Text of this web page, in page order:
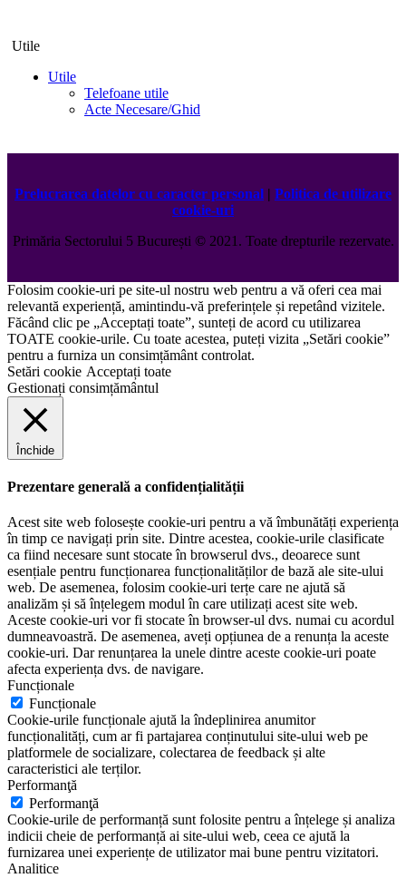
Utile
Utile
Telefoane utile
Acte Necesare/Ghid
Prelucrarea datelor cu caracter personal | Politica de utilizare
cookie-uri
Primăria Sectorului 5 București ©️2021. Toate drepturile rezervate.
Folosim cookie-uri pe site-ul nostru web pentru a vă oferi cea mai
relevantă experiență, amintindu-vă preferințele și repetând vizitele.
Făcând clic pe „Acceptați toate”, sunteți de acord cu utilizarea
TOATE cookie-urile. Cu toate acestea, puteți vizita „Setări cookie”
pentru a furniza un consimțământ controlat.
Setări cookie Acceptați toate
Gestionați consimțământul
Închide
Prezentare generală a confidențialității
Acest site web folosește cookie-uri pentru a vă îmbunătăți experiența
în timp ce navigați prin site. Dintre acestea, cookie-urile clasificate
ca fiind necesare sunt stocate în browserul dvs., deoarece sunt
esențiale pentru funcționarea funcționalităților de bază ale site-ului
web. De asemenea, folosim cookie-uri terțe care ne ajută să
analizăm și să înțelegem modul în care utilizați acest site web.
Aceste cookie-uri vor fi stocate în browser-ul dvs. numai cu acordul
dumneavoastră. De asemenea, aveți opțiunea de a renunța la aceste
cookie-uri. Dar renunțarea la unele dintre aceste cookie-uri poate
afecta experiența dvs. de navigare.
Funcționale
Funcționale
Cookie-urile funcționale ajută la îndeplinirea anumitor
funcționalități, cum ar fi partajarea conținutului site-ului web pe
platformele de socializare, colectarea de feedback și alte
caracteristici ale terților.
Performanţă
Performanţă
Cookie-urile de performanță sunt folosite pentru a înțelege și analiza
indicii cheie de performanță ai site-ului web, ceea ce ajută la
furnizarea unei experiențe de utilizator mai bune pentru vizitatori.
Analitice